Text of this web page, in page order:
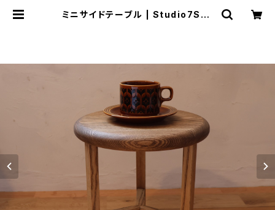
ミニサイドテーブル | Studio7Squ